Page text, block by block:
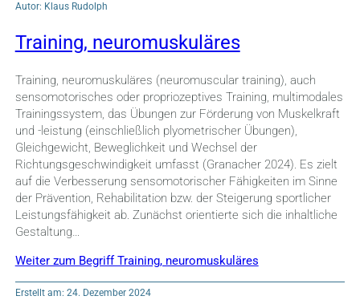
Autor: Klaus Rudolph
Training, neuromuskuläres
Training, neuromuskuläres (neuromuscular training), auch
sensomotorisches oder propriozeptives Training, multimodales
Trainingssystem, das Übungen zur Förderung von Muskelkraft
und -leistung (einschließlich plyometrischer Übungen),
Gleichgewicht, Beweglichkeit und Wechsel der
Richtungsgeschwindigkeit umfasst (Granacher 2024). Es zielt
auf die Verbesserung sensomotorischer Fähigkeiten im Sinne
der Prävention, Rehabilitation bzw. der Steigerung sportlicher
Leistungsfähigkeit ab. Zunächst orientierte sich die inhaltliche
Gestaltung…
Weiter zum Begriff Training, neuromuskuläres
Erstellt am: 24. Dezember 2024